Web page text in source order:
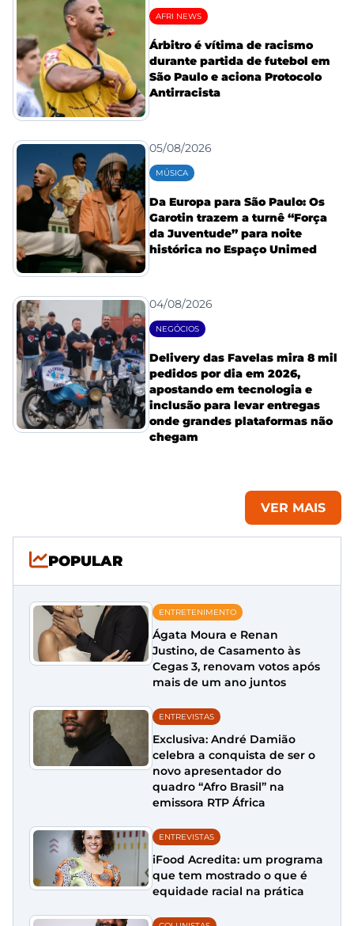
AFRI NEWS
Árbitro é vítima de racismo
durante partida de futebol em
São Paulo e aciona Protocolo
Antirracista
05/08/2026
MÚSICA
Da Europa para São Paulo: Os
Garotin trazem a turnê “Força
da Juventude” para noite
histórica no Espaço Unimed
04/08/2026
NEGÓCIOS
Delivery das Favelas mira 8 mil
pedidos por dia em 2026,
apostando em tecnologia e
inclusão para levar entregas
onde grandes plataformas não
chegam
VER MAIS
POPULAR
ENTRETENIMENTO
Ágata Moura e Renan
Justino, de Casamento às
Cegas 3, renovam votos após
mais de um ano juntos
ENTREVISTAS
Exclusiva: André Damião
celebra a conquista de ser o
novo apresentador do
quadro “Afro Brasil” na
emissora RTP África
ENTREVISTAS
iFood Acredita: um programa
que tem mostrado o que é
equidade racial na prática